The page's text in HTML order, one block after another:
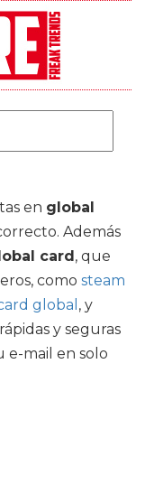
en global
Además
card, que
como steam
global , y
y seguras
e-mail en solo